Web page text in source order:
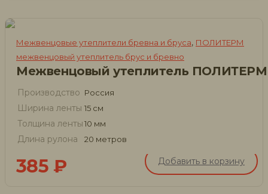
Межвенцовые утеплители бревна и бруса, ПОЛИТЕРМ
межвенцовый утеплитель брус и бревно
Межвенцовый утеплитель ПОЛИТЕРМ
Производство Россия
Ширина ленты 15 см
Толщина ленты10 мм
Длина рулона 20 метров
385 ₽ Добавить в корзину